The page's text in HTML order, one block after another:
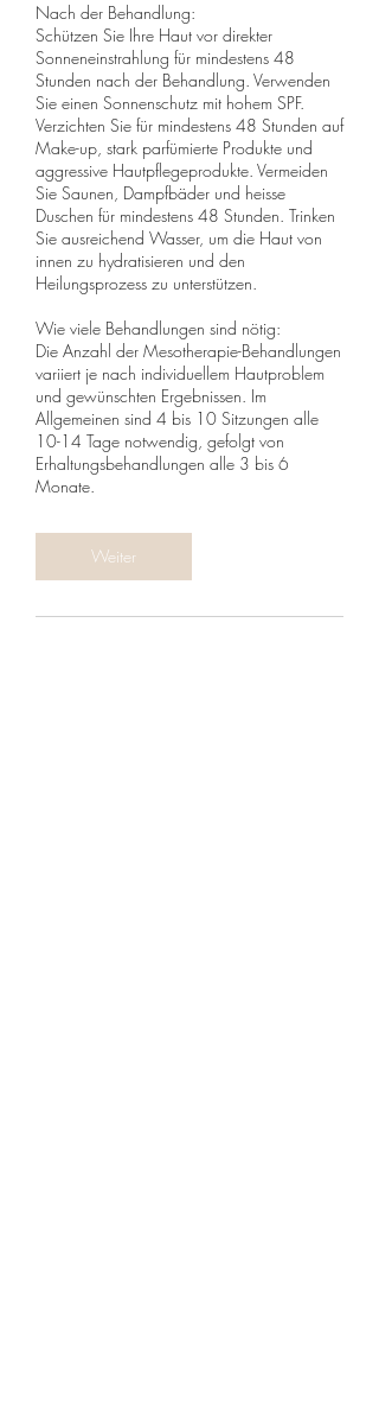
Nach der Behandlung:
Schützen Sie Ihre Haut vor direkter
Sonneneinstrahlung für mindestens 48
Stunden nach der Behandlung. Verwenden
Sie einen Sonnenschutz mit hohem SPF.
Verzichten Sie für mindestens 48 Stunden auf
Make-up, stark parfümierte Produkte und
aggressive Hautpflegeprodukte. Vermeiden
Sie Saunen, Dampfbäder und heisse
Duschen für mindestens 48 Stunden. Trinken
Sie ausreichend Wasser, um die Haut von
innen zu hydratisieren und den
Heilungsprozess zu unterstützen.
Wie viele Behandlungen sind nötig:
Die Anzahl der Mesotherapie-Behandlungen
variiert je nach individuellem Hautproblem
und gewünschten Ergebnissen. Im
Allgemeinen sind 4 bis 10 Sitzungen alle
10-14 Tage notwendig, gefolgt von
Erhaltungsbehandlungen alle 3 bis 6
Monate.
Weiter